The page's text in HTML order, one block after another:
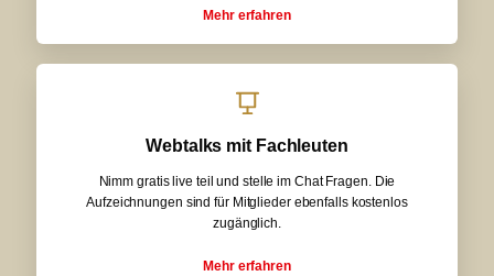
Mehr erfahren
Webtalks mit Fachleuten
Nimm gratis live teil und stelle im Chat Fragen. Die
Aufzeichnungen sind für Mitglieder ebenfalls kostenlos
zugänglich.
Mehr erfahren